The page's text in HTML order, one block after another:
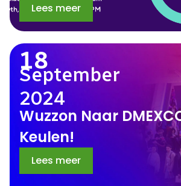
Lees meer
18
September
2024
Wuzzon Naar
Keulen!
Lees meer